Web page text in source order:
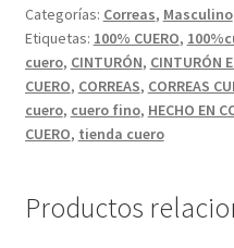
AZUL
CON
ESTAMPADO
DECORATIVO.
cantidad
Categorías: Correas, Masculino
Etiquetas: 100% CUERO,
cuero, CINTURÓN, CINTURÓN
CUERO, CORREAS, CORREAS
cuero, cuero fino, HECHO EN
CUERO, tienda cuero
Productos